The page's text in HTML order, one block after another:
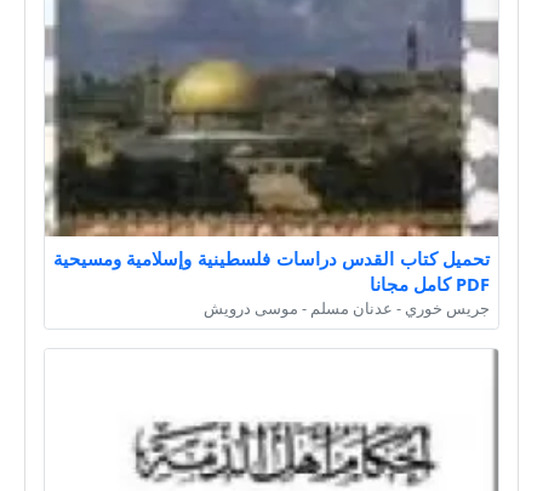
تحميل كتاب القدس دراسات فلسطينية وإسلامية ومسيحية
PDF كامل مجانا
جريس خوري - عدنان مسلم - موسى درويش